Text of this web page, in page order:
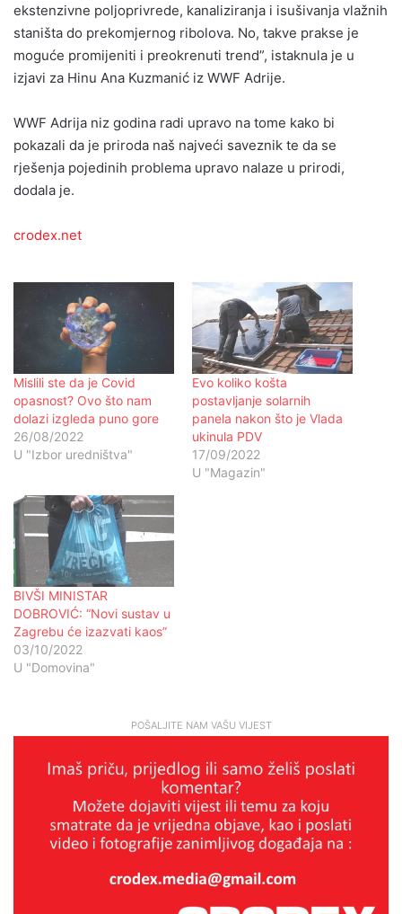
ekstenzivne poljoprivrede, kanaliziranja i isušivanja vlažnih
staništa do prekomjernog ribolova. No, takve prakse je
moguće promijeniti i preokrenuti trend”, istaknula je u
izjavi za Hinu Ana Kuzmanić iz WWF Adrije.
WWF Adrija niz godina radi upravo na tome kako bi
pokazali da je priroda naš najveći saveznik te da se
rješenja pojedinih problema upravo nalaze u prirodi,
dodala je.
crodex.net
Mislili ste da je Covid
opasnost? Ovo što nam
dolazi izgleda puno gore
26/08/2022
U "Izbor uredništva"
Evo koliko košta
postavljanje solarnih
panela nakon što je Vlada
ukinula PDV
17/09/2022
U "Magazin"
BIVŠI MINISTAR
DOBROVIĆ: “Novi sustav u
Zagrebu će izazvati kaos”
03/10/2022
U "Domovina"
POŠALJITE NAM VAŠU VIJEST